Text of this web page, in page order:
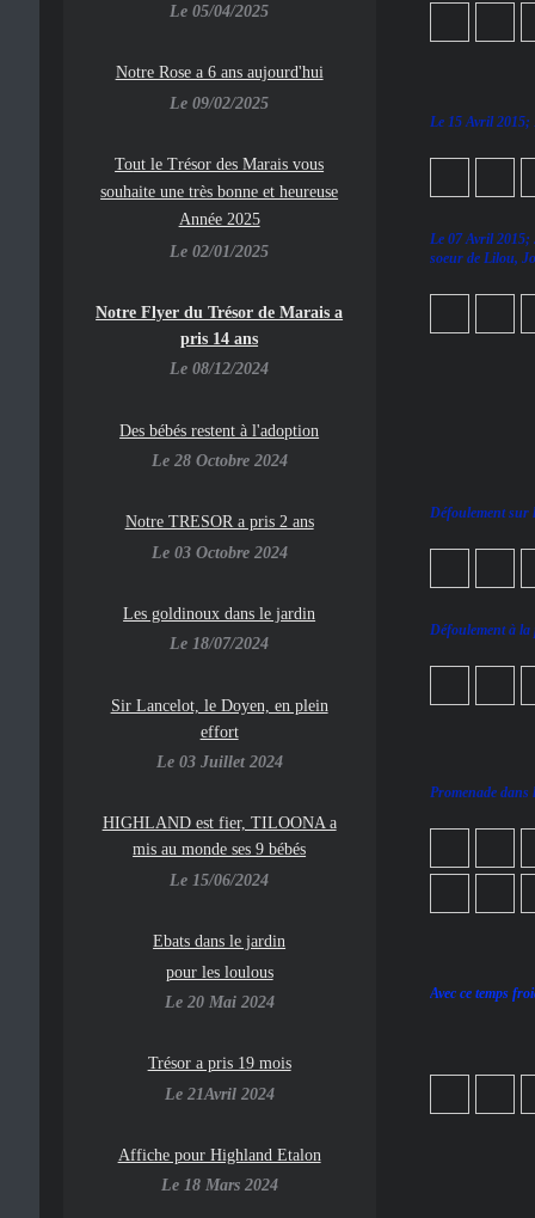
Le 15 Avril
Le 07 Avril 2015;
soeur de Lilou,
Défoulement sur
Défoulement à la
Promenade dans
Avec ce temps
Le 05/04/2025
Notre Rose a 6 ans aujourd'hui
Le 09/02/2025
Tout le Trésor des Marais vous
souhaite une très bonne et heureuse
Année 2025
Le 02/01/2025
Notre Flyer du Trésor de Marais a
pris 14 ans
Le 08/12/2024
Des bébés restent à l'adoption
Le 28 Octobre 2024
Notre TRESOR a pris 2 ans
Le 03 Octobre 2024
Les goldinoux dans le jardin
Le 18/07/2024
Sir Lancelot, le Doyen, en plein
effort
Le 03 Juillet 2024
HIGHLAND est fier, TILOONA a
mis au monde ses 9 bébés
Le 15/06/2024
Ebats dans le jardin
pour les loulous
Le 20 Mai 2024
Trésor a pris 19 mois
Le 21Avril 2024
Affiche pour Highland Etalon
Le 18 Mars 2024